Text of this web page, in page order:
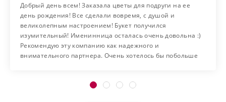
Добрый день всем! Заказала цветы для подруги на ее
день рождения! Все сделали вовремя, с душой и
великолепным настроением! Букет получился
изумительный! Именинница осталась очень довольна :)
Рекомендую эту компанию как надежного и
внимательного партнера. Очень хотелось бы побольше